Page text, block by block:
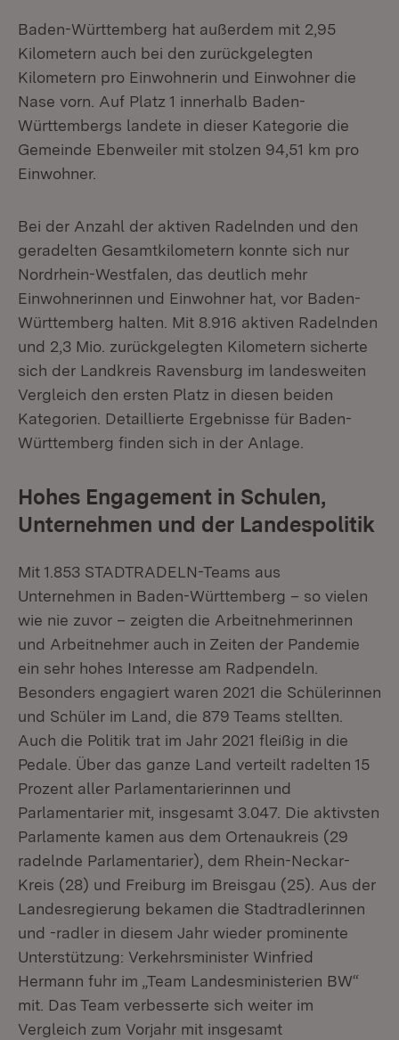
Baden-Württemberg hat außerdem mit 2,95
Kilometern auch bei den zurückgelegten
Kilometern pro Einwohnerin und Einwohner die
Nase vorn. Auf Platz 1 innerhalb Baden-
Württembergs landete in dieser Kategorie die
Gemeinde Ebenweiler mit stolzen 94,51 km pro
Einwohner.
Bei der Anzahl der aktiven Radelnden und den
geradelten Gesamtkilometern konnte sich nur
Nordrhein-Westfalen, das deutlich mehr
Einwohnerinnen und Einwohner hat, vor Baden-
Württemberg halten. Mit 8.916 aktiven Radelnden
und 2,3 Mio. zurückgelegten Kilometern sicherte
sich der Landkreis Ravensburg im landesweiten
Vergleich den ersten Platz in diesen beiden
Kategorien. Detaillierte Ergebnisse für Baden-
Württemberg finden sich in der Anlage.
Hohes Engagement in Schulen,
Unternehmen und der Landespolitik
Mit 1.853 STADTRADELN-Teams aus
Unternehmen in Baden-Württemberg – so vielen
wie nie zuvor – zeigten die Arbeitnehmerinnen
und Arbeitnehmer auch in Zeiten der Pandemie
ein sehr hohes Interesse am Radpendeln.
Besonders engagiert waren 2021 die Schülerinnen
und Schüler im Land, die 879 Teams stellten.
Auch die Politik trat im Jahr 2021 fleißig in die
Pedale. Über das ganze Land verteilt radelten 15
Prozent aller Parlamentarierinnen und
Parlamentarier mit, insgesamt 3.047. Die aktivsten
Parlamente kamen aus dem Ortenaukreis (29
radelnde Parlamentarier), dem Rhein-Neckar-
Kreis (28) und Freiburg im Breisgau (25). Aus der
Landesregierung bekamen die Stadtradlerinnen
und -radler in diesem Jahr wieder prominente
Unterstützung: Verkehrsminister Winfried
Hermann fuhr im „Team Landesministerien BW“
mit. Das Team verbesserte sich weiter im
Vergleich zum Vorjahr mit insgesamt